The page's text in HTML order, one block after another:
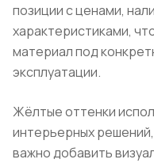
позиции с ценами,
характеристиками,
материал под
эксплуатации.
Жёлтые оттенки
интерьерных
важно добавить